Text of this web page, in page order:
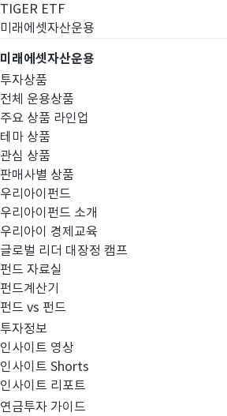
TIGER ETF
미래에셋자산운용
미래에셋자산운용
투자상품
전체 운용상품
주요 상품 라인업
테마 상품
관심 상품
판매사별 상품
우리아이펀드
우리아이펀드 소개
우리아이 경제교육
글로벌 리더 대장정 캠프
펀드 자료실
펀드계산기
펀드 vs 펀드
투자정보
인사이트 영상
인사이트 Shorts
인사이트 리포트
연금투자 가이드
고난도금융
고난도금융투자상품_공시